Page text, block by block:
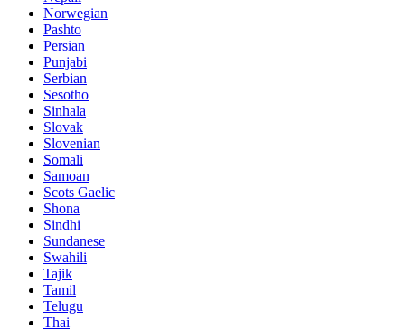
Norwegian
Pashto
Persian
Punjabi
Serbian
Sesotho
Sinhala
Slovak
Slovenian
Somali
Samoan
Scots Gaelic
Shona
Sindhi
Sundanese
Swahili
Tajik
Tamil
Telugu
Thai